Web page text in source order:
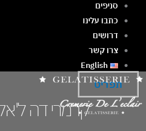
סניפים
כתבו עלינו
דרושים
צרו קשר
English
תפריט
קרמרי דה